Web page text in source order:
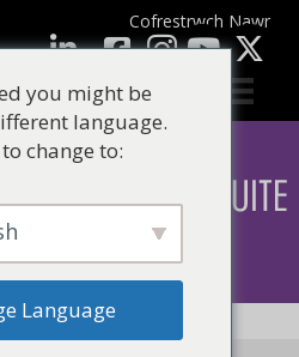
Cofrestrwch Nawr
LinkedInfacebook YouTube
you might be
language.
change to:
Language